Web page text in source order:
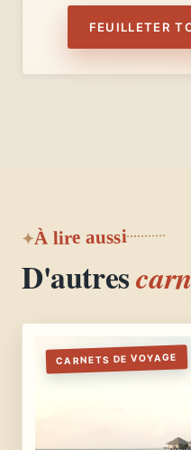
FEUILLETER
À lire aussi
D'autres
CARNETS DE VOYAGE